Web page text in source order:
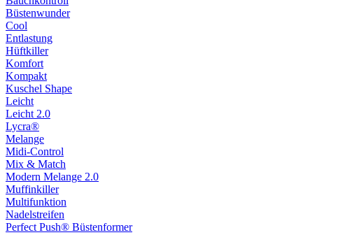
Büstenwunder
Cool
Entlastung
Hüftkiller
Komfort
Kompakt
Kuschel Shape
Leicht
Leicht 2.0
Lycra®
Melange
Midi-Control
Mix & Match
Modern Melange 2.0
Muffinkiller
Multifunktion
Nadelstreifen
Perfect Push® Büstenformer